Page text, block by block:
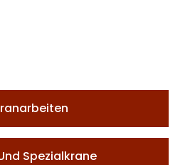
Spezialkrane